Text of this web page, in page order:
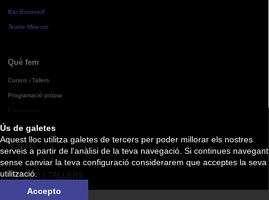
Ús de galetes
Aquest lloc utilitza galetes de tercers per poder millorar els nostres
serveis a partir de l'anàlisi de la teva navegació. Si continues navegant
sense canviar la teva configuració considerarem que acceptes la seva
utilització.
Accepto
Bar Bocamoll
Teatre Mira-sol
Què fem
Cursos i Tallers
Programació pròpia
Agenda
CURSOS I TALLERS